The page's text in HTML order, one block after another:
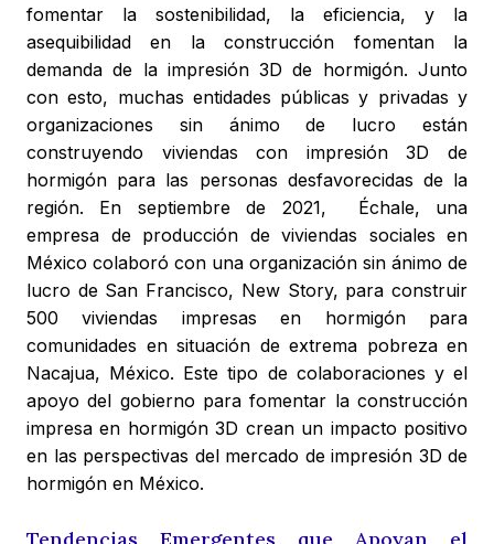
fomentar la sostenibilidad, la eficiencia, y la
asequibilidad en la construcción fomentan la
demanda de la impresión 3D de hormigón. Junto
con esto, muchas entidades públicas y privadas y
organizaciones sin ánimo de lucro están
construyendo viviendas con impresión 3D de
hormigón para las personas desfavorecidas de la
región. En septiembre de 2021, Échale, una
empresa de producción de viviendas sociales en
México colaboró con una organización sin ánimo de
lucro de San Francisco, New Story, para construir
500 viviendas impresas en hormigón para
comunidades en situación de extrema pobreza en
Nacajua, México. Este tipo de colaboraciones y el
apoyo del gobierno para fomentar la construcción
impresa en hormigón 3D crean un impacto positivo
en las perspectivas del mercado de impresión 3D de
hormigón en México.